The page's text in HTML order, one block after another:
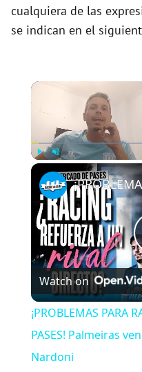
cualquiera de las
se indican en el
Watch on
¡PROBLEMAS PARA
PASES! Palmeiras
Nardoni